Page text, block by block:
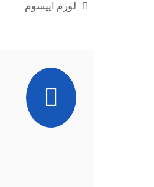
لورم ایپسوم